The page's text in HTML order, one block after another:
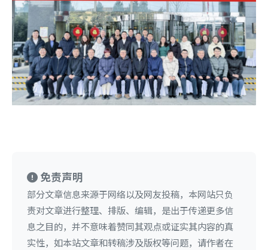
免责声明
部分文章信息来源于网络以及网友投稿，本网站只负
责对文章进行整理、排版、编辑，是出于传递更多信
息之目的，并不意味着赞同其观点或证实其内容的真
实性，如本站文章和转稿涉及版权等问题，请作者在